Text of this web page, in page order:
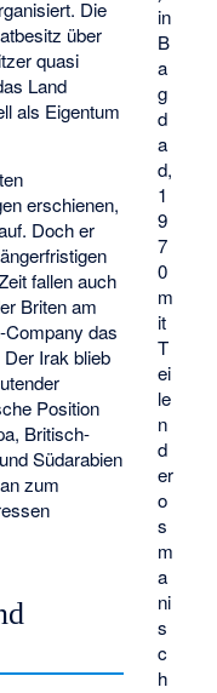
in
B
a
g
d
a
d,
1
9
7
0
m
it
T
ei
le
n
d
er
o
s
m
a
ni
s
c
h
Die
über
quasi
Land
als Eigentum
erschienen,
Doch er
fallen auch
Briten am
Company das
Irak blieb
Position
Britisch-
und Südarabien
zum